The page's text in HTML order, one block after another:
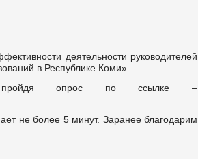
деятельности руководителей
в Республике Коми».
опрос по ссылке –
не более 5 минут. Заранее благодарим